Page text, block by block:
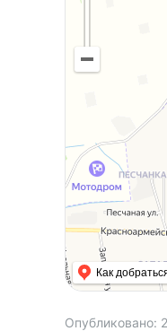
Как
Опубликовано: